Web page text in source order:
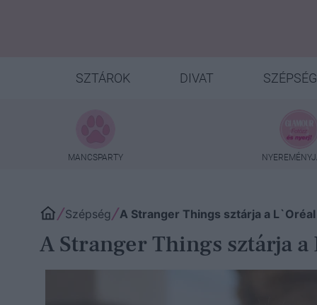
SZTÁROK DIVAT SZÉPSÉG
MANCSPARTY
Szépség A Stranger Things sztárja a
A Stranger Things sztárja